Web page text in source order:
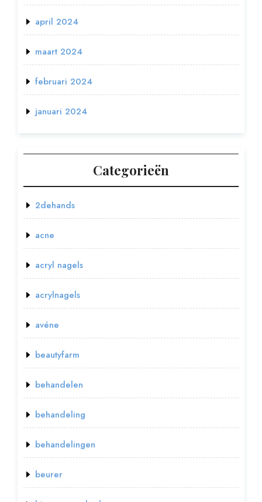
april 2024
maart 2024
februari 2024
januari 2024
Categorieën
2dehands
acne
acryl nagels
acrylnagels
avéne
beautyfarm
behandelen
behandeling
behandelingen
beurer